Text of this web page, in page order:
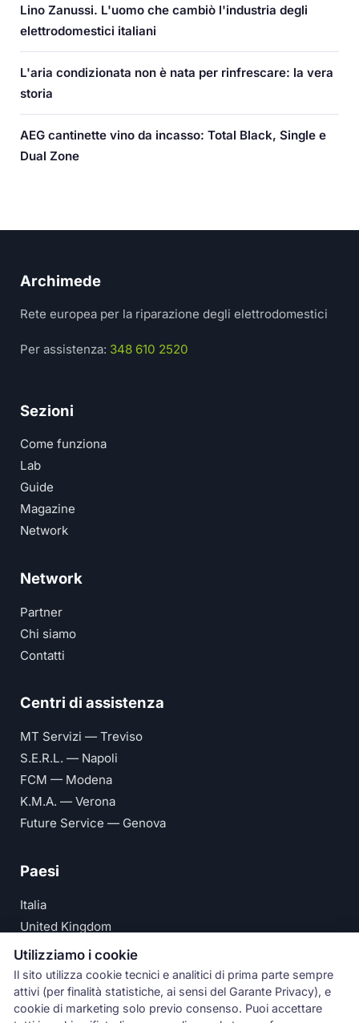
Lino Zanussi. L'uomo che cambiò l'industria degli
elettrodomestici italiani
L'aria condizionata non è nata per rinfrescare: la vera
storia
AEG cantinette vino da incasso: Total Black, Single e
Dual Zone
Archimede
Rete europea per la riparazione degli elettrodomestici
Per assistenza: 348 610 2520
Sezioni
Come funziona
Lab
Guide
Magazine
Network
Network
Partner
Chi siamo
Contatti
Centri di assistenza
MT Servizi — Treviso
S.E.R.L. — Napoli
FCM — Modena
K.M.A. — Verona
Future Service — Genova
Paesi
Italia
United Kingdom
Deutschland
España
© Numeri Primi Srl — P.IVA IT11621120960 ·Privacy e
Utilizziamo i cookie
Il sito utilizza cookie tecnici e analitici di prima parte sempre
attivi (per finalità statistiche, ai sensi del Garante Privacy), e
cookie di marketing solo previo consenso. Puoi accettare